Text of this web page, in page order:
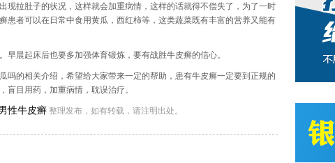
现拉肚子的状况，这样就会加重病情，这样的话就得不偿失了，为了一时
患者可以在日常中食用黄瓜，西红柿等，这类蔬菜既有丰富的营养又能有
晨起床后也要多加强体育锻炼，要有战胜牛皮癣的信心。
吗的相关介绍，希望给大家带来一定的帮助，患有牛皮癣一定要到正规的
盲目用药，加重病情，耽误治疗。
性牛皮癣 整理发布，如有转载，请注明出处。